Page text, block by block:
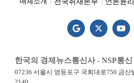
한국의 경제뉴스통신사 - NSP통신
07236 서울시 영등포구 국회대로750 금산